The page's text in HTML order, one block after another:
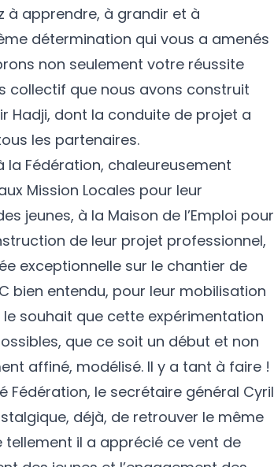
à apprendre, à grandir et à
détermination qui vous a amenés
non seulement votre réussite
collectif que nous avons construit
Hadji, dont la conduite de projet a
les partenaires.
la Fédération, chaleureusement
Mission Locales pour leur
jeunes, à la Maison de l’Emploi pour
de leur projet professionnel,
exceptionnelle sur le chantier de
bien entendu, pour leur mobilisation
souhait que cette expérimentation
que ce soit un début et non
affiné, modélisé. Il y a tant à faire !
Fédération, le secrétaire général Cyril
déjà, de retrouver le même
il a apprécié ce vent de